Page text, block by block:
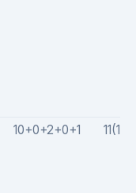
10+0+2+0+1